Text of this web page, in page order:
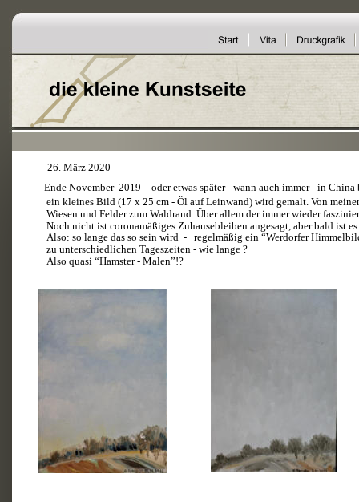
Ende November  2019 -  oder etwas später - wann auch immer - in
26. März 2020
ein kleines Bild (17 x 25 cm - Öl auf Leinwand) wird gemalt. Von
Wiesen und Felder zum Waldrand. Über allem der immer wieder
Noch nicht ist coronamäßiges Zuhausebleiben angesagt, aber bald ist
Also: so lange das so sein wird  -   regelmäßig ein “Werdorfer
zu unterschiedlichen Tageszeiten - wie lange ?
Also quasi “Hamster - Malen”!?